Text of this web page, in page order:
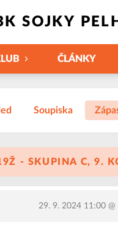
SOJKY
ČLÁNKY
Soupiska
- SKUPINA C, 9.
29. 9. 2024 11:00@